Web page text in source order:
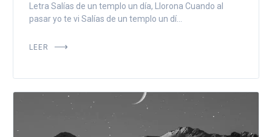
Letra Salías de un templo un día, Llorona Cuando al
pasar yo te vi Salías de un templo un dí...
LEER